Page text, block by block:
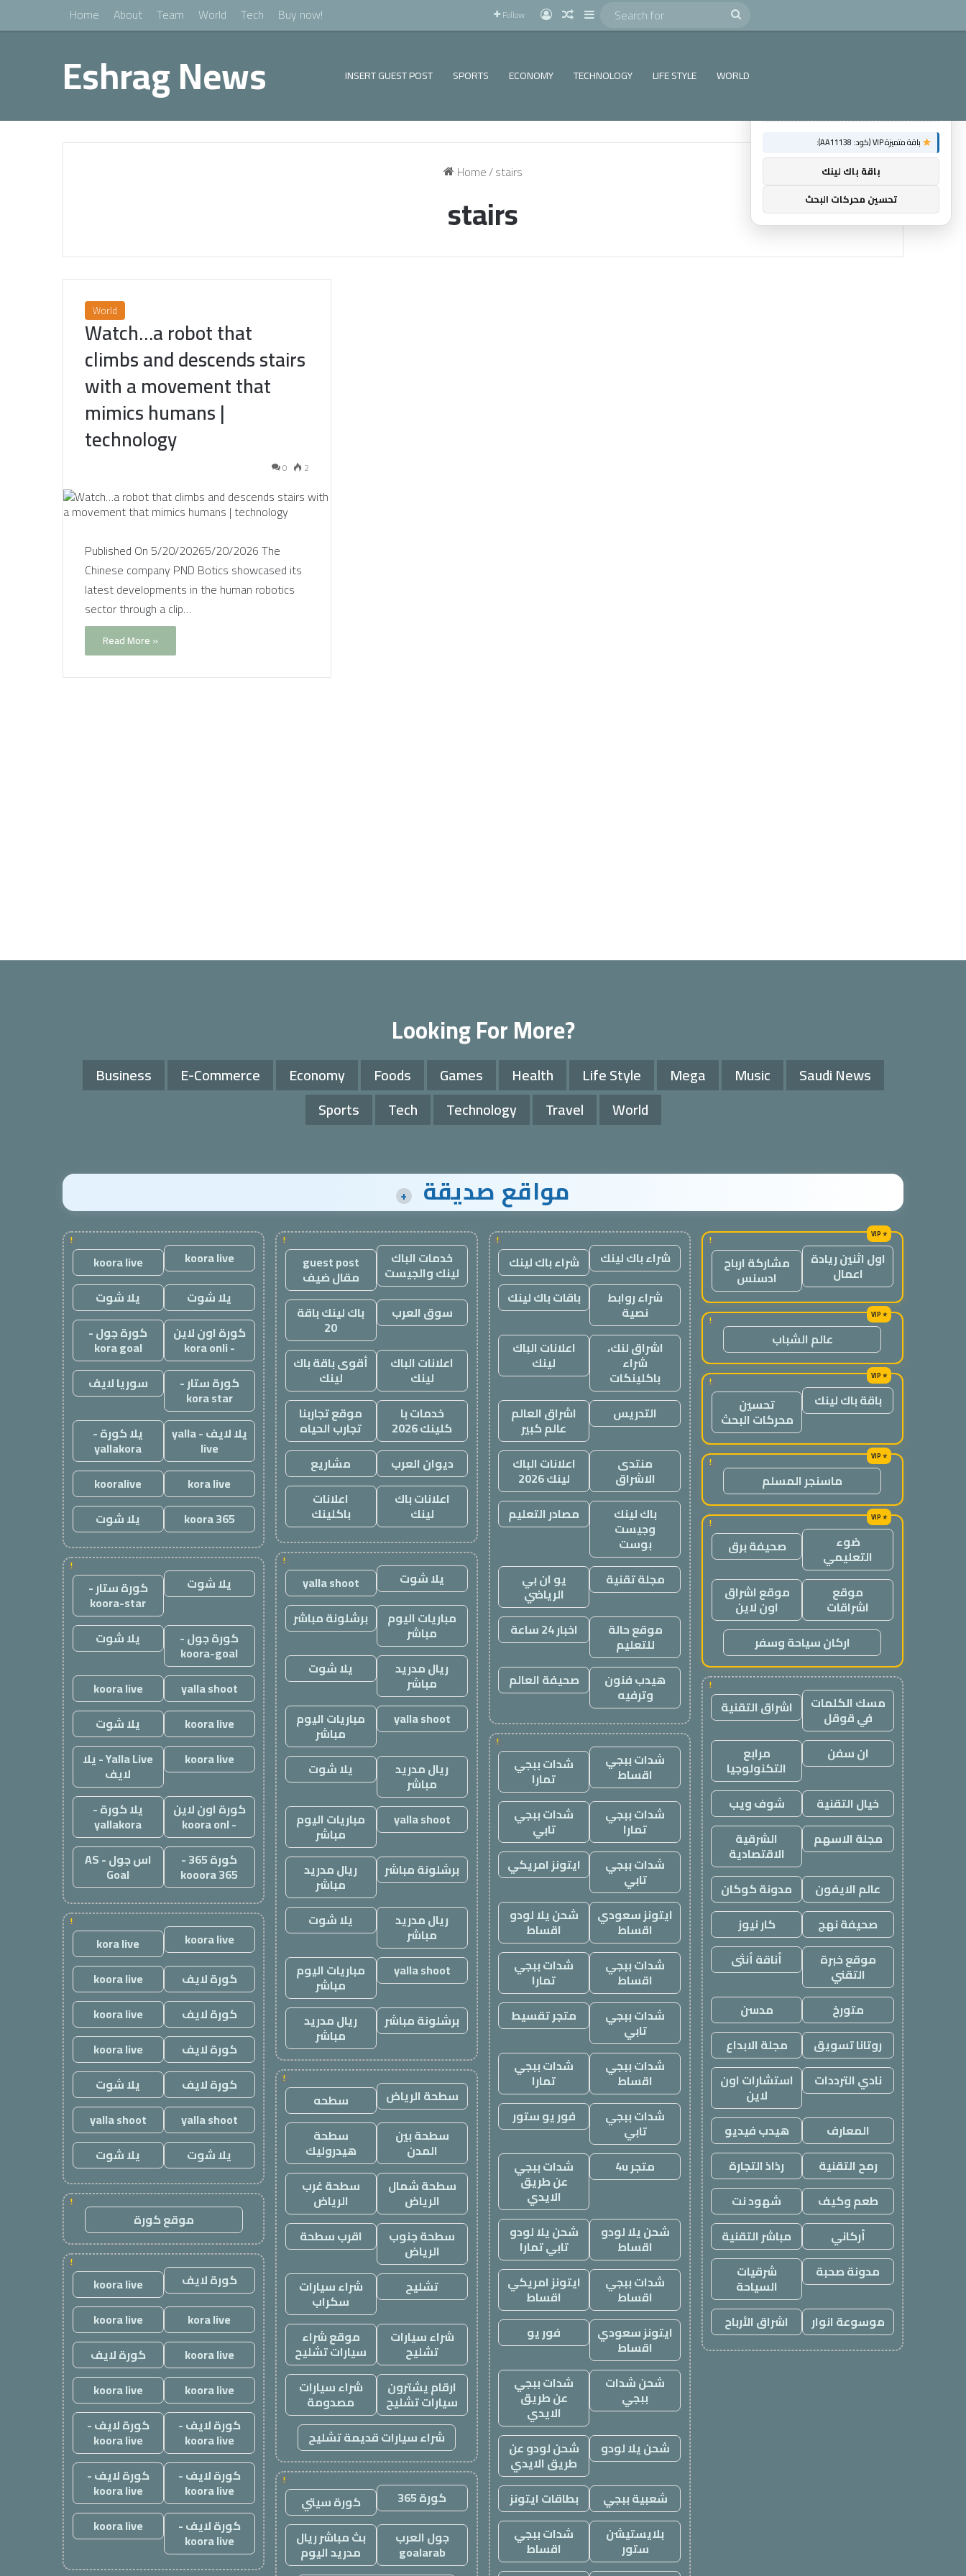
Home About Team World Tech Buy now! Follow Log InRandom Article
Sidebar
Search
Eshrag News INSERT GUEST POST SPORTS ECONOMY TECHNOLOGY LIFE STYLE WORLD
Home/stairs
stairs
World
Watch…a robot that
climbs and descends stairs
with a movement that
mimics humans |
technology
0 2
Published On 5/20/20265/20/2026 The
Chinese company PND Botics showcased its
latest developments in the human robotics
sector through a clip…
Read More »
Looking For More?
Business E-Commerce Economy Foods Games Health Life Style Mega Music
Saudi News
Sports
Tech Technology Travel World
مواقع صديقة +
!
اول اثنين ريادة
اعمال مشاركة ارباح
ادسنس
!
عالم الشباب
!
باقة باك لينك تحسين
محركات البحث
!
ماسنجر المسلم
!
ضوء
التعليمي صحيفة برق
موقع
اشراقات
موقع اشراق
اون لاين
اركان سياحة وسفر
!
مسك الكلمات
في قوقل اشراق التقنية
ان سفن مرابع
التكنولوجيا
خيال التقنية
شوف ويب
مجلة الاسهم
الشرقية
الاقتصادية
عالم الايفون
مدونة كوكان
صحيفة نهج
كار نيوز
موقع خبرة
التقني
أناقة أنثى
متورخ
مدسن
روتانا تسويق
مجلة الابداع
نادي الترددات
استشارات اون
لاين
المعارف
هيدب فيديو
رمح التقنية
رذاذ التجارة
طعم وكيف
شهود نت
أركاني
مباشر التقنية
مدونة صحبة
شرقيات
السياحة
موسوعة انوار
اشراق الأرباح
!
شراء باك لينك
شراء باك لينك
شراء روابط
نصية
باقات باك لينك
اشراق لنك،
شراء
باكلينكات
اعلانات الباك
لينك
التدريس اشراق العالم
عالم كبير
منتدى
الاشراق
اعلانات الباك
لينك 2026
باك لينك
وجيست
بوست
مصادر التعليم
مجلة تقنية يو ان بي
الرياضي
موقع حالة
للتعليم
اخبار 24 ساعة
هيدب فنون
وترفيه
صحيفة العالم
!
شدات ببجي
اقساط شدات ببجي
تمارا
شدات ببجي
تمارا
شدات ببجي
تابي
شدات ببجي
تابي
ايتونز امريكي
ايتونز سعودي
اقساط
شحن يلا لودو
اقساط
شدات ببجي
اقساط
شدات ببجي
تمارا
شدات ببجي
تابي
متجر تقسيط
شدات ببجي
اقساط
شدات ببجي
تمارا
شدات ببجي
تابي
فور يو ستور
متجر 4u شدات ببجي
عن طريق
الايدي
شحن يلا لودو
اقساط
شحن يلا لودو
تابي تمارا
شدات ببجي
اقساط
ايتونز امريكي
اقساط
ايتونز سعودي
اقساط
فور يو
شحن شدات
ببجي
شدات ببجي
عن طريق
الايدي
شحن يلا لودو
شحن لودو عن
طريق الايدي
شعبية ببجي
بطاقات ايتونز
بلايستيشن
ستور
شدات ببجي
اقساط
!
خدمات الباك
لينك والجيست guest post
مقال ضيف
سوق العرب
باك لينك باقة
20
اعلانات الباك
لينك
أقوى باقة باك
لينك
خدمات با
كلينك 2026
موقع تجاربنا
تجارب الحياه
ديوان العرب
مشاريع
اعلانات باك
لينك
اعلانات
باكلينك
!
يلا شوت
yalla shoot
مباريات اليوم
مباشر
برشلونة مباشر
ريال مدريد
مباشر
يلا شوت
yalla shoot مباريات اليوم
مباشر
ريال مدريد
مباشر
يلا شوت
yalla shoot مباريات اليوم
مباشر
برشلونة مباشر
ريال مدريد
مباشر
ريال مدريد
مباشر
يلا شوت
yalla shoot مباريات اليوم
مباشر
برشلونة مباشر
ريال مدريد
مباشر
!
سطحة الرياض
سطحه
سطحة بين
المدن
سطحة
هيدروليك
سطحة شمال
الرياض
سطحة غرب
الرياض
سطحة جنوب
الرياض
اقرب سطحة
تشليح شراء سيارات
سكراب
شراء سيارات
تشليح
موقع شراء
سيارات تشليح
ارقام يشترون
سيارات تشليح
شراء سيارات
مصدومة
شراء سيارات قديمة تشليح
!
كورة 365
كورة سيتي
جول العرب
goalarab
بث مباشر ريال
مدريد اليوم
!
koora live
koora live
يلا شوت
يلا شوت
كورة اون لاين
- kora onli
كورة جول -
kora goal
كورة ستار -
kora star
سوريا لايف
يلا لايف - yalla
live
يلا كورة -
yallakora
kora live
kooralive
koora 365
يلا شوت
!
يلا شوت كورة ستار -
koora-star
كورة جول -
koora-goal
يلا شوت
yalla shoot
koora live
koora live
يلا شوت
koora live
Yalla Live - يلا
لايف
كورة اون لاين
- koora onl
يلا كورة -
yallakora
كورة 365 -
kooora 365
اس جول - AS
Goal
!
koora live
kora live
كورة لايف
koora live
كورة لايف
koora live
كورة لايف
koora live
كورة لايف
يلا شوت
yalla shoot
yalla shoot
يلا شوت
يلا شوت
!
موقع كورة
!
كورة لايف
koora live
kora live
koora live
koora live
كورة لايف
koora live
koora live
كورة لايف -
koora live
كورة لايف -
koora live
كورة لايف -
koora live
كورة لايف -
koora live
كورة لايف -
koora live
koora live
توصيات : ×
باقة متميزة VIP (كود: AA11138):
باقة باك لينك
تحسين محركات البحث